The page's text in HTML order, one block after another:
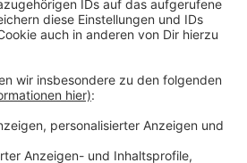
Straßenrand, die meisten auf
Die Stadt will dort, wo